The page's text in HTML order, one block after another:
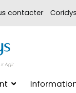
contacter
xpertise